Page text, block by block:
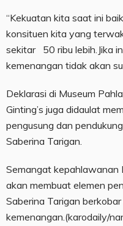
“Kekuatan kita saat ini
konsituen kita yang
sekitar 50 ribu lebih.Jika
kemenangan tidak akan
Deklarasi di Museum
Ginting’s juga didaulat
pengusung dan
Saberina Tarigan.
Semangat kepahlawanan
akan membuat elemen
Saberina Tarigan
kemenangan.(karodaily/